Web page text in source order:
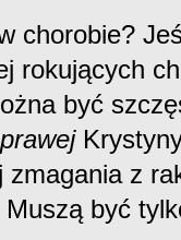
chorobie?
rokujących
być
z
być